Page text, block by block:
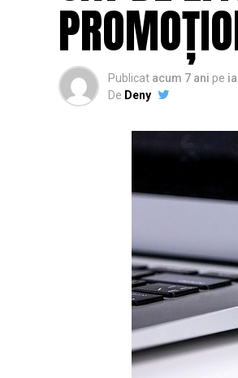
Publicat acum 7 ani pe
De Deny